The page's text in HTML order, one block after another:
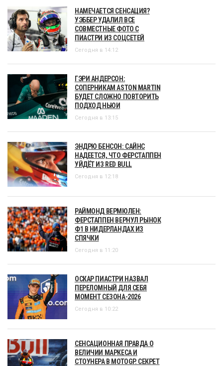
НАМЕЧАЕТСЯ СЕНСАЦИЯ?
УЭББЕР УДАЛИЛ ВСЕ
СОВМЕСТНЫЕ ФОТО С
ПИАСТРИ ИЗ СОЦСЕТЕЙ
Сегодня в 14:12
ГЭРИ АНДЕРСОН:
СОПЕРНИКАМ ASTON MARTIN
БУДЕТ СЛОЖНО ПОВТОРИТЬ
ПОДХОД НЬЮИ
Сегодня в 13:15
ЭНДРЮ БЕНСОН: САЙНС
НАДЕЕТСЯ, ЧТО ФЕРСТАППЕН
УЙДЁТ ИЗ RED BULL
Сегодня в 12:18
РАЙМОНД ВЕРМЮЛЕН:
ФЕРСТАППЕН ВЕРНУЛ РЫНОК
Ф1 В НИДЕРЛАНДАХ ИЗ
СПЯЧКИ
Сегодня в 11:20
ОСКАР ПИАСТРИ НАЗВАЛ
ПЕРЕЛОМНЫЙ ДЛЯ СЕБЯ
МОМЕНТ СЕЗОНА-2026
Сегодня в 10:22
СЕНСАЦИОННАЯ ПРАВДА О
ВЕЛИЧИИ МАРКЕСА И
СТОУНЕРА В MOTOGP. СЕКРЕТ